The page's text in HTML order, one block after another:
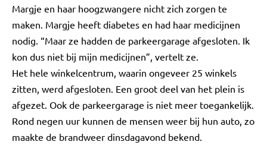
Margje en haar hoogzwangere nicht zich zorgen te
maken. Margje heeft diabetes en had haar medicijnen
nodig. “Maar ze hadden de parkeergarage afgesloten. Ik
kon dus niet bij mijn medicijnen”, vertelt ze.
Het hele winkelcentrum, waarin ongeveer 25 winkels
zitten, werd afgesloten. Een groot deel van het plein is
afgezet. Ook de parkeergarage is niet meer toegankelijk.
Rond negen uur kunnen de mensen weer bij hun auto, zo
maakte de brandweer dinsdagavond bekend.